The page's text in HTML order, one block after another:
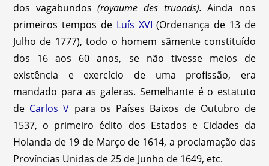
dos vagabundos(royaume des truands).Ainda nos
primeiros tempos de Luís XVI (Ordenança de 13 de
Julho de 1777), todo o homem sãmente constituído
dos 16 aos 60 anos, se não tivesse meios de
existência e exercício de uma profissão, era
mandado para as galeras. Semelhante é o estatuto
de Carlos V para os Países Baixos de Outubro de
1537, o primeiro édito dos Estados e Cidades da
Holanda de 19 de Março de 1614, a proclamação das
Províncias Unidas de 25 de Junho de 1649, etc.